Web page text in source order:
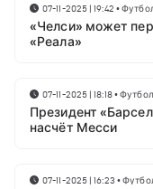
07-11-2025 | 19:42 •
«Челси» может
«Реала»
07-11-2025 | 18:18•Футбол
Президент
насчёт Месси
07-11-2025 | 16:23 •